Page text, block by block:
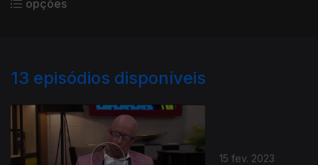
opções
13 episódios disponíveis
15 fev. 2023